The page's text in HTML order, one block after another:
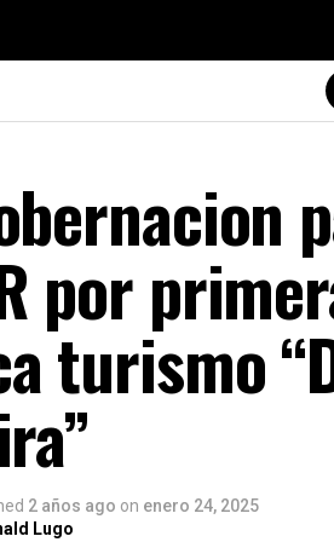
por
turismo
2 años ago on enero 24, 2025
Lugo